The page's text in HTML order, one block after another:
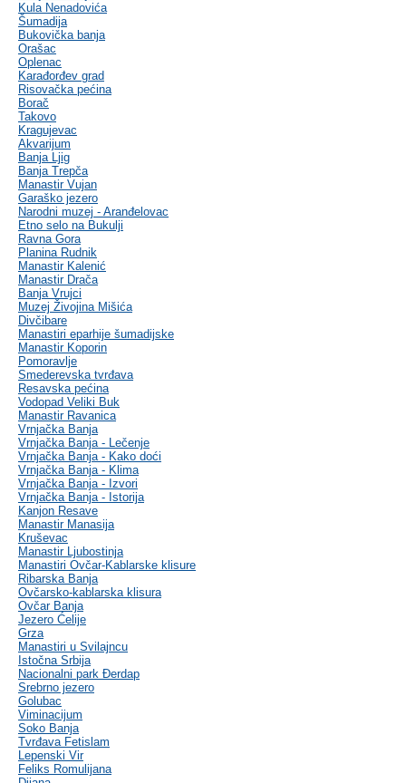
Kula Nenadovića
Šumadija
Bukovička banja
Orašac
Oplenac
Karađorđev grad
Risovačka pećina
Borač
Takovo
Kragujevac
Akvarijum
Banja Ljig
Banja Trepča
Manastir Vujan
Garaško jezero
Narodni muzej - Aranđelovac
Etno selo na Bukulji
Ravna Gora
Planina Rudnik
Manastir Kalenić
Manastir Drača
Banja Vrujci
Muzej Živojina Mišića
Divčibare
Manastiri eparhije šumadijske
Manastir Koporin
Pomoravlje
Smederevska tvrđava
Resavska pećina
Vodopad Veliki Buk
Manastir Ravanica
Vrnjačka Banja
Vrnjačka Banja - Lečenje
Vrnjačka Banja - Kako doći
Vrnjačka Banja - Klima
Vrnjačka Banja - Izvori
Vrnjačka Banja - Istorija
Kanjon Resave
Manastir Manasija
Kruševac
Manastir Ljubostinja
Manastiri Ovčar-Kablarske klisure
Ribarska Banja
Ovčarsko-kablarska klisura
Ovčar Banja
Jezero Ćelije
Grza
Manastiri u Svilajncu
Istočna Srbija
Nacionalni park Đerdap
Srebrno jezero
Golubac
Viminacijum
Soko Banja
Tvrđava Fetislam
Lepenski Vir
Feliks Romulijana